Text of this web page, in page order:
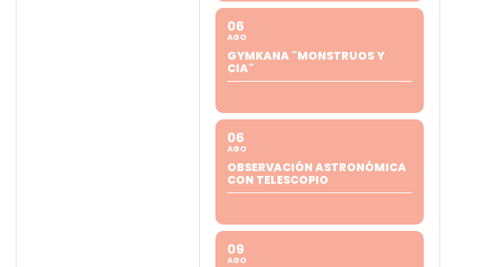
06
AGO
GYMKANA "MONSTRUOS Y
CIA"
06
AGO
OBSERVACIÓN ASTRONÓMICA
CON TELESCOPIO
09
AGO